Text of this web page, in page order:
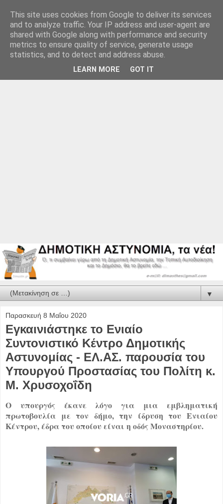
▼
Παρασκευή 8 Μαΐου 2020
Εγκαινιάστηκε το Ενιαίο
Συντονιστικό Κέντρο Δημοτικής
Αστυνομίας - ΕΛ.ΑΣ. παρουσία του
Υπουργού Προστασίας του Πολίτη κ.
Μ. Χρυσοχοΐδη
Ο υπουργός έκανε λόγο για μια εμβληματική
πρωτοβουλία με τον δήμο, την ίδρυση του Ενιαίου
Κέντρου, έδρα του οποίου είναι η οδός Μοναστηρίου.
This site uses cookies from Google to deliver its services
and to analyze traffic. Your IP address and user-agent are
shared with Google along with performance and security
metrics to ensure quality of service, generate usage
statistics, and to detect and address abuse.
LEARN MORE GOT IT